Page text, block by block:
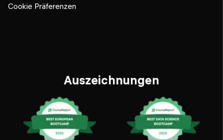
Cookie Präferenzen
Auszeichnungen